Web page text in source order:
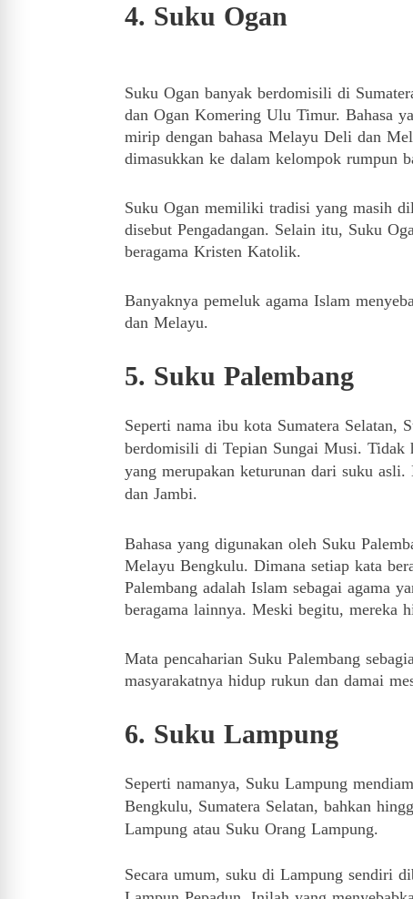
4. Suku Ogan
Suku Ogan banyak berdomisili di
dan Ogan Komering Ulu Timur. Bahasa
mirip dengan bahasa Melayu Deli dan
dimasukkan ke dalam kelompok rumpun
Suku Ogan memiliki tradisi yang masih
disebut Pengadangan. Selain itu, Suku
beragama Kristen Katolik.
Banyaknya pemeluk agama Islam
dan Melayu.
5. Suku Palembang
Seperti nama ibu kota Sumatera Selatan,
berdomisili di Tepian Sungai Musi. Tidak
yang merupakan keturunan dari suku asli.
dan Jambi.
Bahasa yang digunakan oleh Suku
Melayu Bengkulu. Dimana setiap kata
Palembang adalah Islam sebagai agama
beragama lainnya. Meski begitu, mereka
Mata pencaharian Suku Palembang
masyarakatnya hidup rukun dan damai
6. Suku Lampung
Seperti namanya, Suku Lampung
Bengkulu, Sumatera Selatan, bahkan
Lampung atau Suku Orang Lampung.
Secara umum, suku di Lampung sendiri